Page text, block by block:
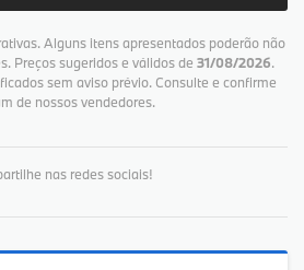
Alguns itens apresentados poderão não
Preços sugeridos e válidos de 31/08/2026.
sem aviso prévio. Consulte e confirme
de nossos vendedores.
nas redes sociais!